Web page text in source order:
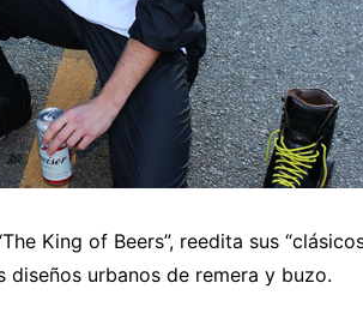
King of Beers”, reedita sus
urbanos de remera y buzo.